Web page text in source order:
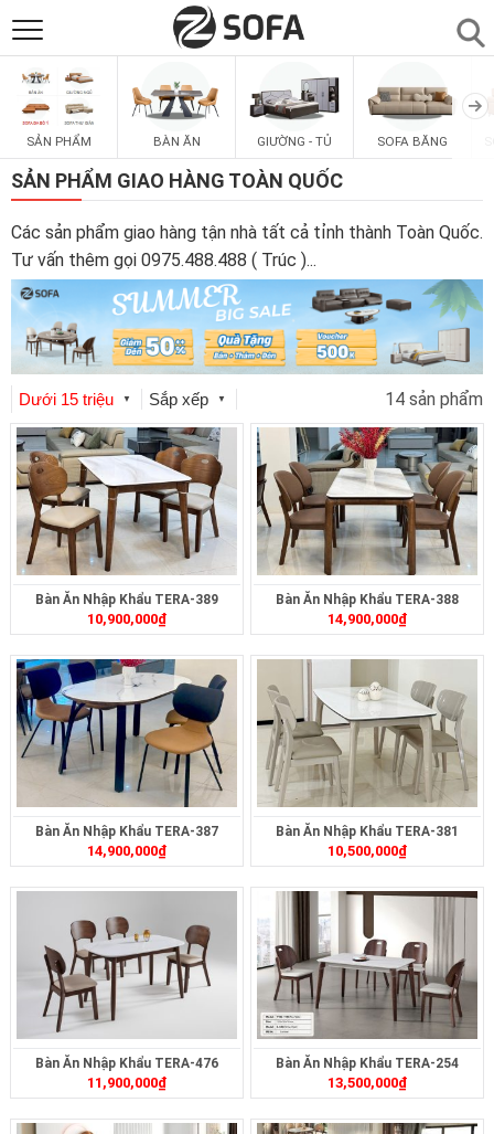
SẢN PHẨM
SOFAS
PHÒNG ĂN ▼
PHÒNG NGỦ ▼
PHÒNG KHÁCH
LIÊN HỆ
SẢN PHẨM BÀN ĂN GIƯỜNG - TỦ SOFA BĂNG
SẢN PHẨM GIAO HÀNG TOÀN QUỐC
Các sản phẩm giao hàng tận nhà tất cả tỉnh thành Toàn Quốc.
Tư vấn thêm gọi 0975.488.488 ( Trúc )...
Dưới 15 triệu ▼ Sắp xếp ▼ 14 sản phẩm
Bàn Ăn Nhập Khẩu TERA-389
10,900,000₫
Bàn Ăn Nhập Khẩu TERA-388
14,900,000₫
Bàn Ăn Nhập Khẩu TERA-387
14,900,000₫
Bàn Ăn Nhập Khẩu TERA-381
10,500,000₫
Bàn Ăn Nhập Khẩu TERA-476
11,900,000₫
Bàn Ăn Nhập Khẩu TERA-254
13,500,000₫